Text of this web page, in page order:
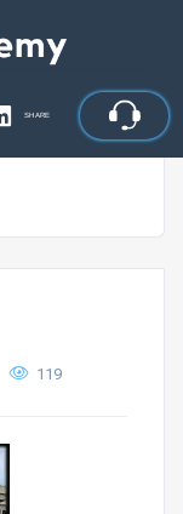
SHARE
119